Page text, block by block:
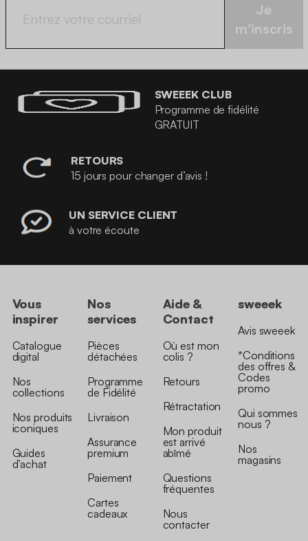
Je
m'inscris
SWEEEK CLUB
Programme de fidélité
GRATUIT
RETOURS
15 jours pour changer d’avis !
UN SERVICE CLIENT
à votre écoute
Vous
inspirer
Catalogue
digital
Nos
collections
Nos produits
iconiques
Guides
d’achat
Nos
services
Pièces
détachées
Programme
de Fidélité
Livraison
Assurance
premium
Paiement
Cartes
cadeaux
Aide &
Contact
Où est mon
colis ?
Retours
Rétractation
Mon produit
est arrivé
abîmé
Questions
fréquentes
Nous
contacter
sweeek
Avis sweeek
*Conditions
des offres &
Codes
promo
Qui sommes
nous ?
Nos
magasins